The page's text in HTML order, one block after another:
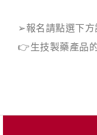
➢報名請點選下
👉生技製藥產品